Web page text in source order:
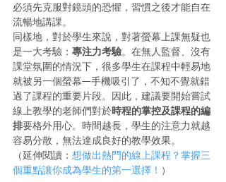
必須先克服對鏡頭的恐懼，習慣之後才能自在
流暢地講課。
同樣地，對於學生來說，對著螢幕上課無疑也
是一大考驗： 專注力考驗。在無人監督、沒有
課堂氛圍的情況下，很多學生在課程中輕易地
就被另一個螢幕—手機吸引了，不知不覺就錯
過了課程的重要片段。因此，建議要開始嘗試
線上教學的老師們對於時程的掌控及課程的編
排要格外用心。時間越長，學生的注意力就越
容易分散，無法達成良好的教學效果。
（延伸閱讀： 想做出熱門的線上課程？掌握三
個重點讓你成為學生的第一選擇！ ）